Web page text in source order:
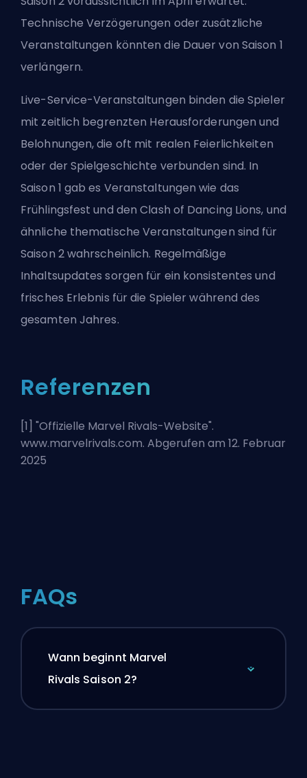
Technische Verzögerungen oder zusätzliche
Veranstaltungen könnten die Dauer von Saison 1
verlängern.
Live-Service-Veranstaltungen binden die Spieler
mit zeitlich begrenzten Herausforderungen und
Belohnungen, die oft mit realen Feierlichkeiten
oder der Spielgeschichte verbunden sind. In
Saison 1 gab es Veranstaltungen wie das
Frühlingsfest und den Clash of Dancing Lions, und
ähnliche thematische Veranstaltungen sind für
Saison 2 wahrscheinlich. Regelmäßige
Inhaltsupdates sorgen für ein konsistentes und
frisches Erlebnis für die Spieler während des
gesamten Jahres.
Referenzen
[1] "Offizielle Marvel Rivals-Website".
www.marvelrivals.com. Abgerufen am 12. Februar
2025
FAQs
Wann beginnt Marvel
Rivals Saison 2?